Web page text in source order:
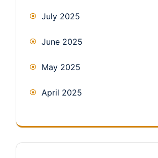
July 2025
June 2025
May 2025
April 2025